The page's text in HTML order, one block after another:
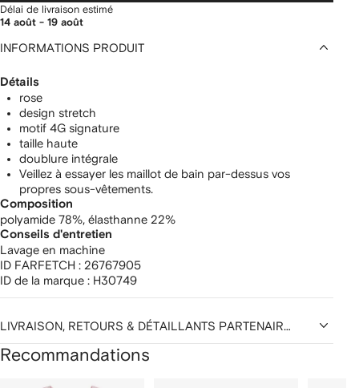
Délai de livraison estimé
14 août - 19 août
INFORMATIONS PRODUIT
Détails
rose
design stretch
motif 4G signature
taille haute
doublure intégrale
Veillez à essayer les maillot de bain par-dessus vos
propres sous-vêtements.
Composition
polyamide 78%, élasthanne 22%
Conseils d'entretien
Lavage en machine
ID FARFETCH : 26767905
ID de la marque : H30749
LIVRAISON, RETOURS & DÉTAILLANTS PARTENAIRES
Recommandations